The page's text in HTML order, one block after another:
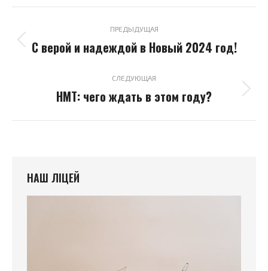
Навигация
по
записям
ПРЕДЫДУЩАЯ
Предыдущая
запись:
С верой и надеждой в Новый 2024 год!
СЛЕДУЮЩАЯ
Следующая
запись:
НМТ: чего ждать в этом году?
НАШ ЛІЦЕЙ